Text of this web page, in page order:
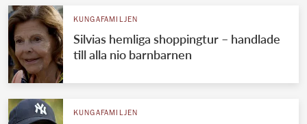
KUNGAFAMILJEN
Silvias hemliga shoppingtur – handlade
till alla nio barnbarnen
KUNGAFAMILJEN